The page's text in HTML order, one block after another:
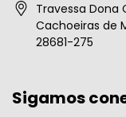
Travessa Dona
Cachoeiras de
28681-275
Sigamos